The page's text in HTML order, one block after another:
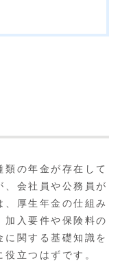
の年金が存在して
、会社員や公務員が
厚生年金の仕組み
加入要件や保険料の
関する基礎知識を
立つはずです。